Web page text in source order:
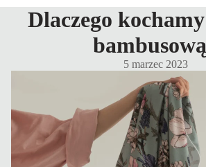
Dlaczego
5 marzec 2023